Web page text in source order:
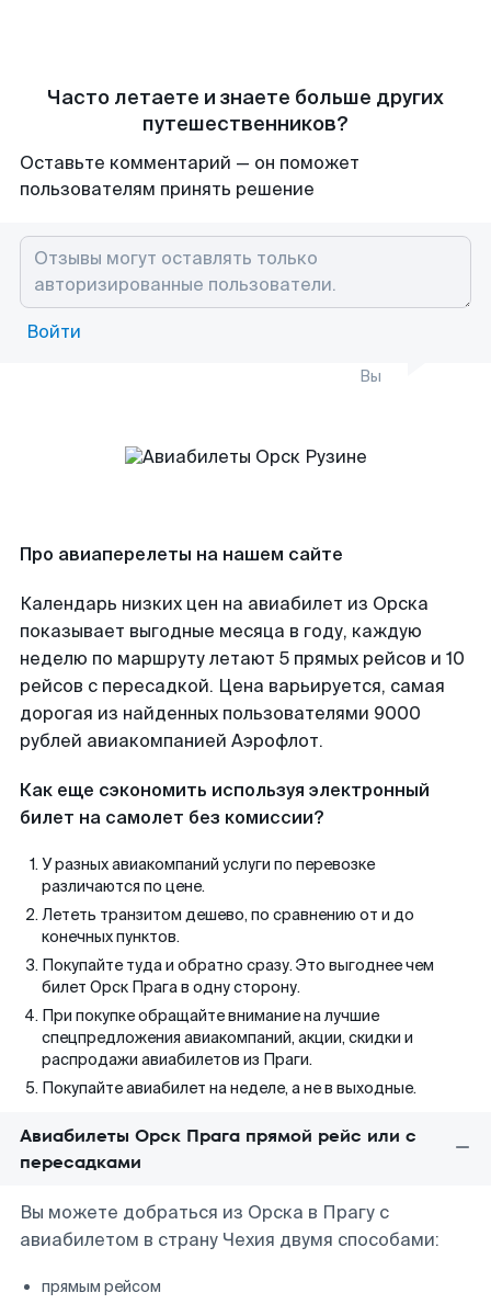
Часто летаете и знаете больше других
путешественников?
Оставьте комментарий — он поможет
пользователям принять решение
Войти
Вы
Про авиаперелеты на нашем сайте
Календарь низких цен на авиабилет из Орска
показывает выгодные месяца в году, каждую
неделю по маршруту летают 5 прямых рейсов и 10
рейсов с пересадкой. Цена варьируется, самая
дорогая из найденных пользователями 9000
рублей авиакомпанией Аэрофлот.
Как еще сэкономить используя электронный
билет на самолет без комиссии?
У разных авиакомпаний услуги по перевозке
различаются по цене.
Лететь транзитом дешево, по сравнению от и до
конечных пунктов.
Покупайте туда и обратно сразу. Это выгоднее чем
билет Орск Прага в одну сторону.
При покупке обращайте внимание на лучшие
спецпредложения авиакомпаний, акции, скидки и
распродажи авиабилетов из Праги.
Покупайте авиабилет на неделе, а не в выходные.
Авиабилеты Орск Прага прямой рейс или с
пересадками
Вы можете добраться из Орска в Прагу с
авиабилетом в страну Чехия двумя способами:
прямым рейсом